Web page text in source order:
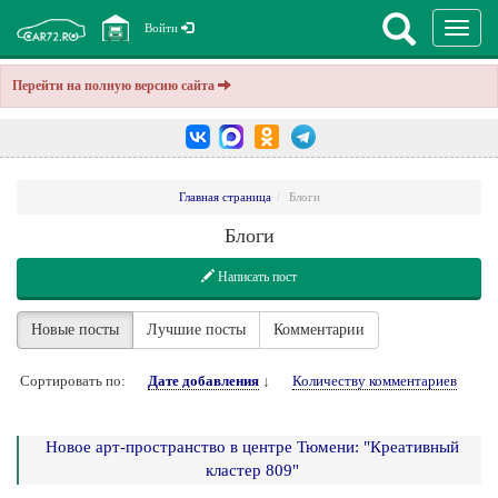
Перейти на полную версию сайта
Войти
Главная страница Блоги
Блоги
Написать пост
Новые посты Лучшие посты Комментарии
Сортировать по: Дате добавления↓ Количеству комментариев
Новое арт-пространство в центре Тюмени: "Креативный
кластер 809"